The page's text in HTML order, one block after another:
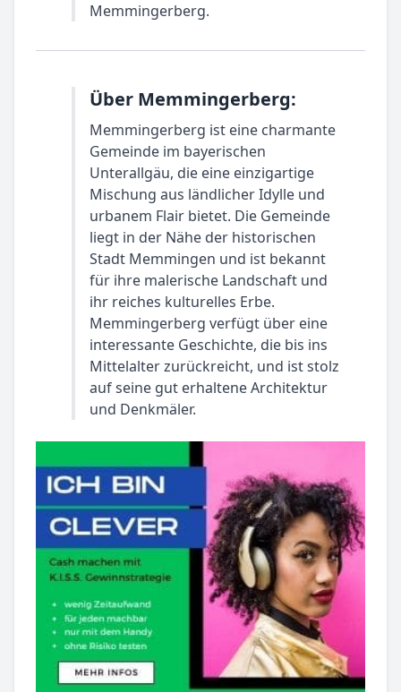
Memmingerberg.
Über Memmingerberg:
Memmingerberg ist eine charmante
Gemeinde im bayerischen
Unterallgäu, die eine einzigartige
Mischung aus ländlicher Idylle und
urbanem Flair bietet. Die Gemeinde
liegt in der Nähe der historischen
Stadt Memmingen und ist bekannt
für ihre malerische Landschaft und
ihr reiches kulturelles Erbe.
Memmingerberg verfügt über eine
interessante Geschichte, die bis ins
Mittelalter zurückreicht, und ist stolz
auf seine gut erhaltene Architektur
und Denkmäler.